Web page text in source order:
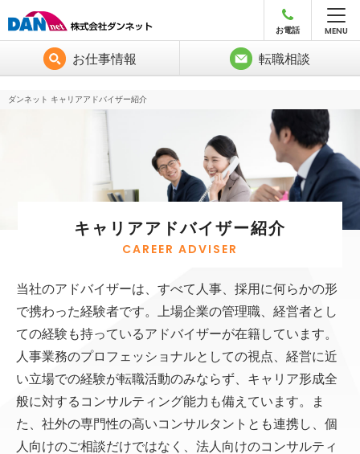
MENU
お仕事情報 転職相談
お電話
ダンネット キャリアアドバイザー紹介
キャリアアドバイザー紹介
CAREER ADVISER
当社のアドバイザーは、すべて人事、採用に何らかの形
で携わった経験者です。上場企業の管理職、経営者とし
ての経験も持っているアドバイザーが在籍しています。
人事業務のプロフェッショナルとしての視点、経営に近
い立場での経験が転職活動のみならず、キャリア形成全
般に対するコンサルティング能力も備えています。ま
た、社外の専門性の高いコンサルタントとも連携し、個
人向けのご相談だけではなく、法人向けのコンサルティ